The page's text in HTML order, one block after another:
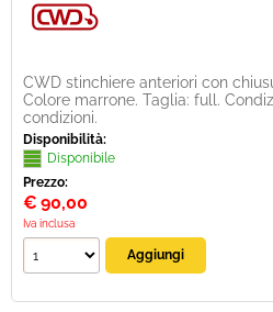
CWD stinchiere anteriori con
Colore marrone. Taglia: full.
condizioni.
Disponibilità:
Disponibile
Prezzo:
€ 90,00
Iva inclusa